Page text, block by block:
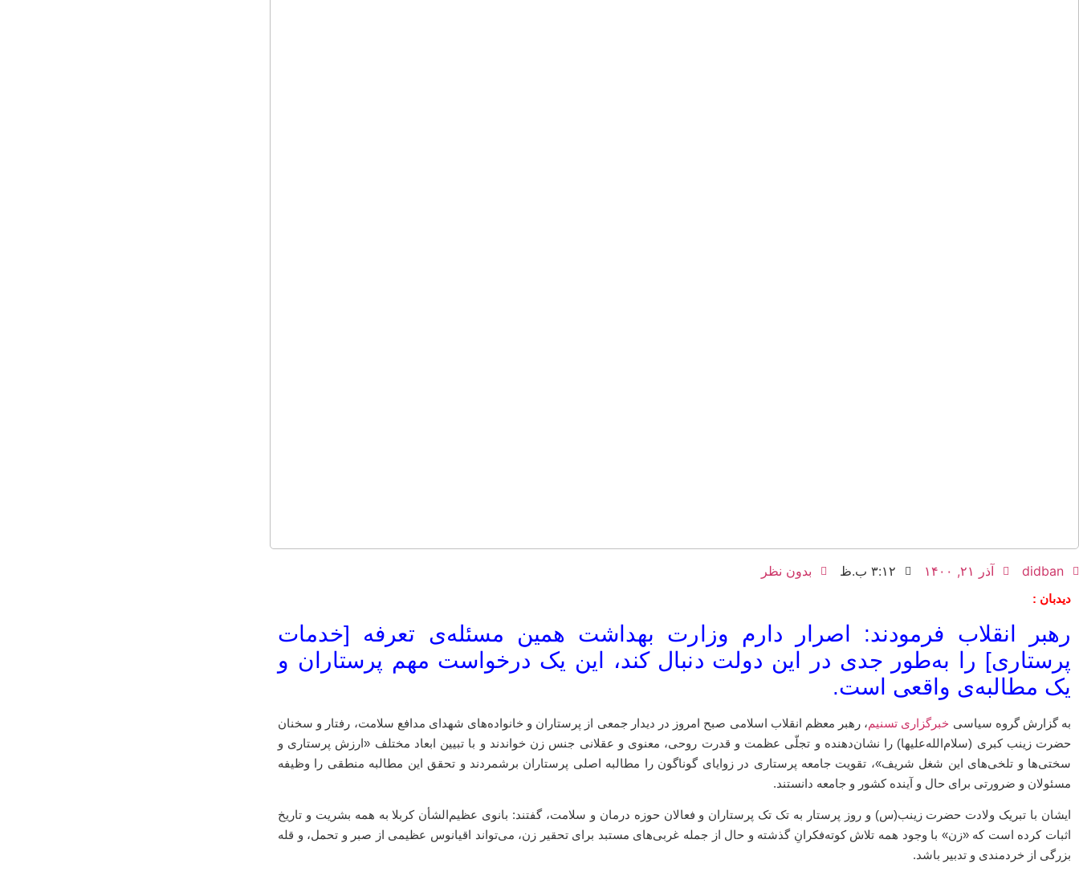
didban آذر ۲۱, ۱۴۰۰ ۳:۱۲ ب.ظ بدون نظر
دیدبان :
رهبر انقلاب فرمودند: اصرار دارم وزارت بهداشت همین مسئله‌ی تعرفه‌ [خدمات
پرستاری] را به‌طور جدی در این دولت دنبال کند، این یک درخواست مهم پرستاران و
یک مطالبه‌ی واقعی است.
به گزارش گروه سیاسی خبرگزاری تسنیم، رهبر معظم انقلاب اسلامی صبح امروز در دیدار جمعی از پرستاران و خانواده‌های شهدای مدافع سلامت، رفتار و سخنان
حضرت زینب کبری (سلام‌الله‌علیها) را نشان‌دهنده و تجلّی عظمت و قدرت روحی، معنوی و عقلانی جنس زن خواندند و با تبیین ابعاد مختلف «ارزش پرستاری و
سختی‌ها و تلخی‌های این شغل شریف»، تقویت جامعه پرستاری در زوایای گوناگون را مطالبه اصلی پرستاران برشمردند و تحقق این مطالبه منطقی را وظیفه
مسئولان و ضرورتی برای حال و آینده کشور و جامعه دانستند.
ایشان با تبریک ولادت حضرت زینب(س) و روز پرستار به تک تک پرستاران و فعالان حوزه درمان و سلامت، گفتند: بانوی عظیم‌الشأن کربلا به همه بشریت و تاریخ
اثبات کرده است که «زن» با وجود همه تلاش کوته‌فکرانِ گذشته و حال از جمله غربی‌های مستبد برای تحقیر زن، می‌تواند اقیانوس عظیمی از صبر و تحمل، و قله
بزرگی از خردمندی و تدبیر باشد.